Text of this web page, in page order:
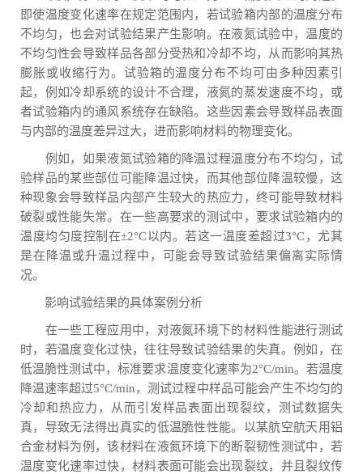
即使温度变化速率在规定范围内，若试验箱内部的温度分布
不均匀，也会对试验结果产生影响。在液氮试验中，温度的
不均匀性会导致样品各部分受热和冷却不均，从而影响其热
膨胀或收缩行为。试验箱的温度分布不均可由多种因素引
起，例如冷却系统的设计不合理，液氮的蒸发速度不均，或
者试验箱内的通风系统存在缺陷。这些因素会导致样品表面
与内部的温度差异过大，进而影响材料的物理变化。
例如，如果液氮试验箱的降温过程温度分布不均匀，试
验样品的某些部位可能降温过快，而其他部位降温较慢，这
种现象会导致样品内部产生较大的热应力，终可能导致材料
破裂或性能失常。在一些高要求的测试中，要求试验箱内的
温度均匀度控制在±2°C以内。若这一温度差超过3°C，尤其
是在降温或升温过程中，可能会导致试验结果偏离实际情
况。
影响试验结果的具体案例分析
在一些工程应用中，对液氮环境下的材料性能进行测试
时，若温度变化过快，往往导致试验结果的失真。例如，在
低温脆性测试中，标准要求温度变化速率为2°C/min。若温度
降温速率超过5°C/min，测试过程中样品可能会产生不均匀的
冷却和热应力，从而引发样品表面出现裂纹，测试数据失
真，导致无法得出真实的低温脆性性能。以某航空航天用铝
合金材料为例，该材料在液氮环境下的断裂韧性测试中，若
温度变化速率过快，材料表面可能会出现裂纹，并且裂纹传